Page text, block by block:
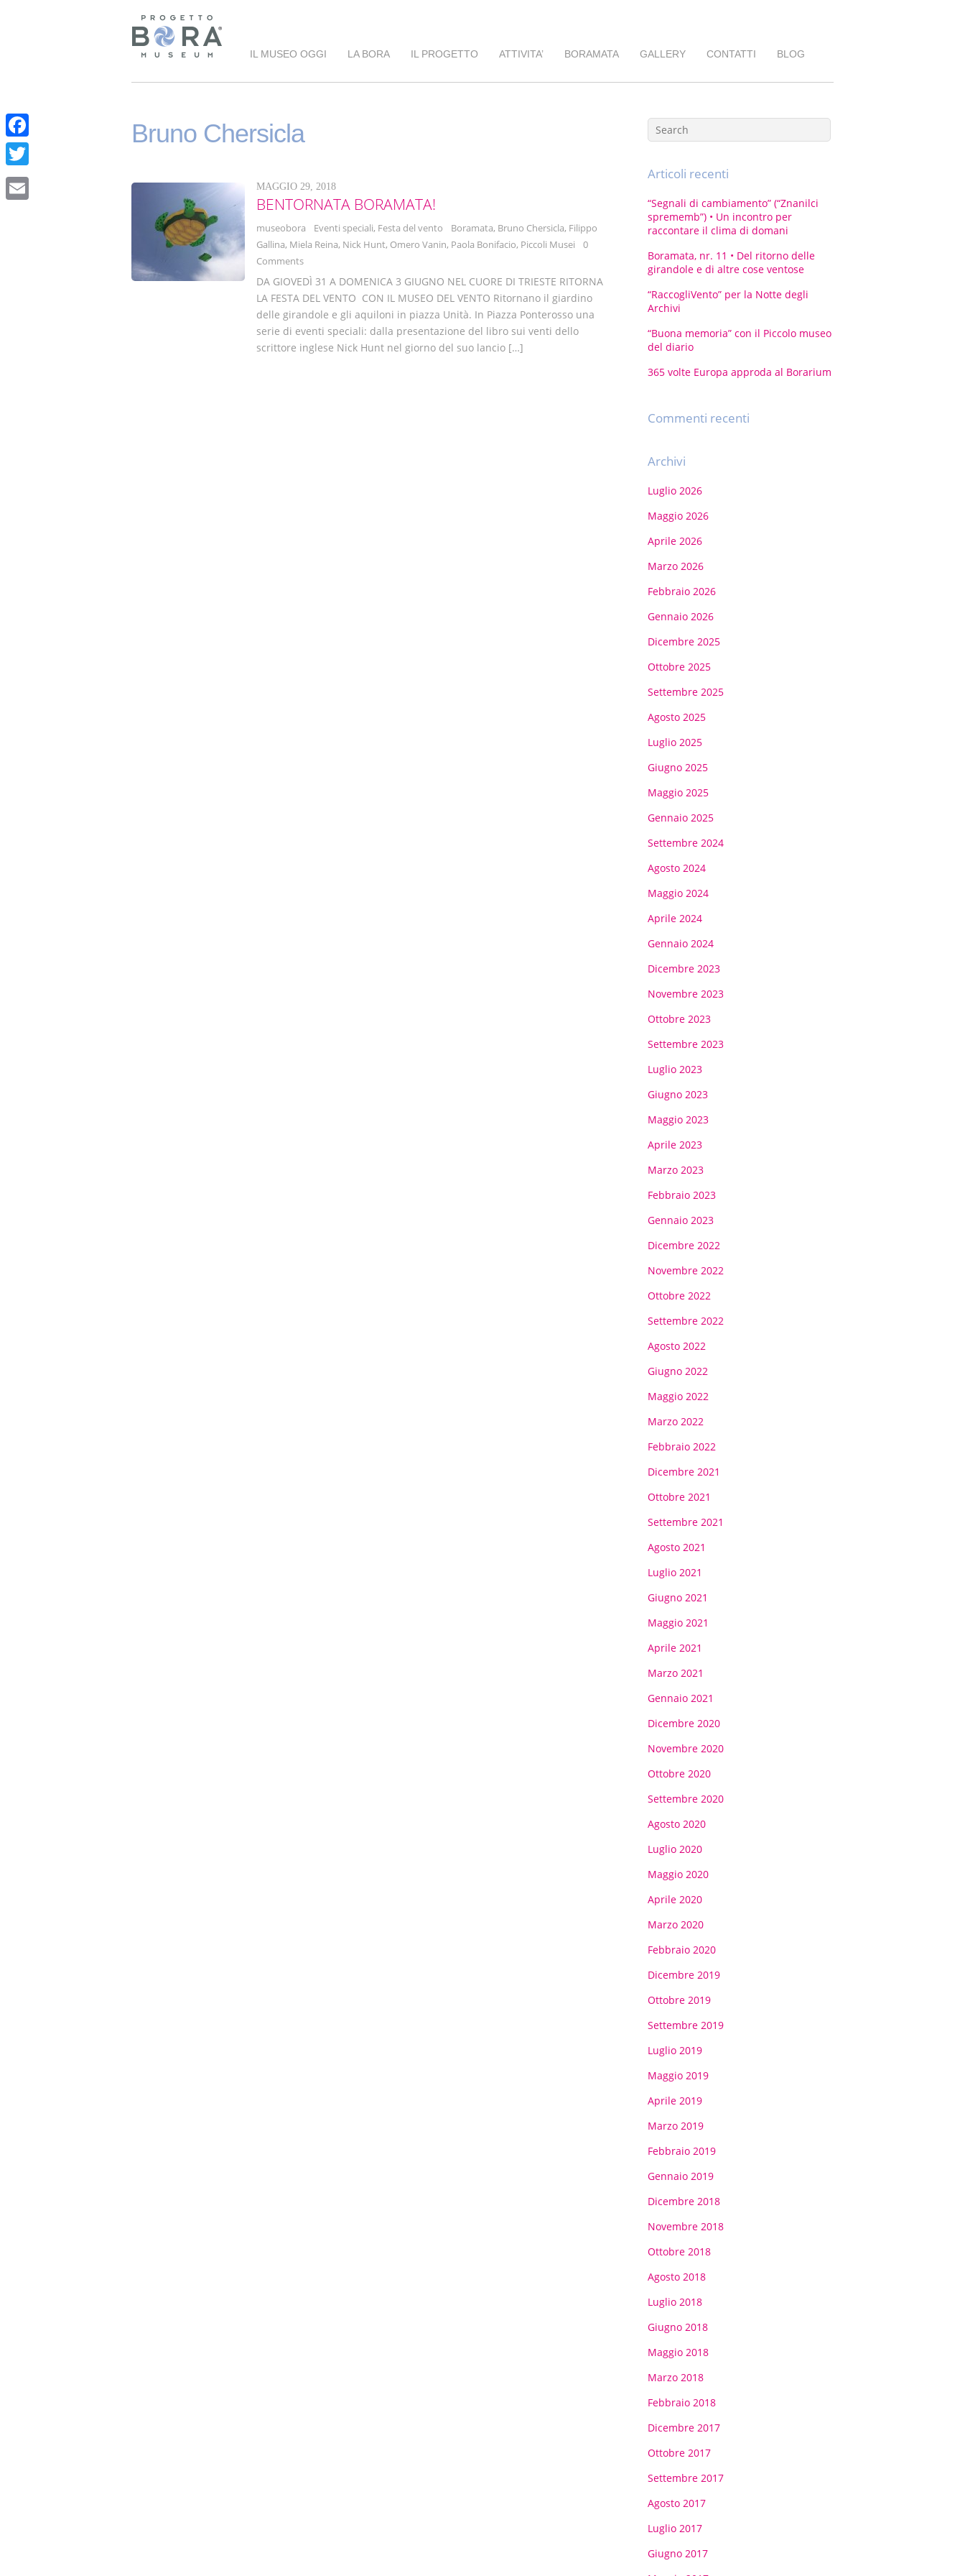
F
c
T
w
IL MUSEO OGGI LA BORA IL PROGETTO ATTIVITA’ BORAMATA GALLERY CONTATTI BLOG
Bruno Chersicla
MAGGIO 29, 2018
BENTORNATA BORAMATA!
museobora Eventi speciali, Festa del vento Boramata, Bruno Chersicla, Filippo
Gallina, Miela Reina, Nick Hunt, Omero Vanin, Paola Bonifacio, Piccoli Musei
0
Comments
DA GIOVEDÌ 31 A DOMENICA 3 GIUGNO NEL CUORE DI TRIESTE RITORNA
LA FESTA DEL VENTO CON IL MUSEO DEL VENTO Ritornano il giardino
delle girandole e gli aquiloni in piazza Unità. In Piazza Ponterosso una
serie di eventi speciali: dalla presentazione del libro sui venti dello
scrittore inglese Nick Hunt nel giorno del suo lancio […]
Articoli recenti
“Segnali di cambiamento” (“Znanilci
sprememb”) • Un incontro per
raccontare il clima di domani
Boramata, nr. 11 • Del ritorno delle
girandole e di altre cose ventose
“RaccogliVento” per la Notte degli
Archivi
“Buona memoria” con il Piccolo museo
del diario
365 volte Europa approda al Borarium
Commenti recenti
Archivi
Luglio 2026
Maggio 2026
Aprile 2026
Marzo 2026
Febbraio 2026
Gennaio 2026
Dicembre 2025
Ottobre 2025
Settembre 2025
Agosto 2025
Luglio 2025
Giugno 2025
Maggio 2025
Gennaio 2025
Settembre 2024
Agosto 2024
Maggio 2024
Aprile 2024
Gennaio 2024
Dicembre 2023
Novembre 2023
Ottobre 2023
Settembre 2023
Luglio 2023
Giugno 2023
Maggio 2023
Aprile 2023
Marzo 2023
Febbraio 2023
Gennaio 2023
Dicembre 2022
Novembre 2022
Ottobre 2022
Settembre 2022
Agosto 2022
Giugno 2022
Maggio 2022
Marzo 2022
Febbraio 2022
Dicembre 2021
Ottobre 2021
Settembre 2021
Agosto 2021
Luglio 2021
Giugno 2021
Maggio 2021
Aprile 2021
Marzo 2021
Gennaio 2021
Dicembre 2020
Novembre 2020
Ottobre 2020
Settembre 2020
Agosto 2020
Luglio 2020
Maggio 2020
Aprile 2020
Marzo 2020
Febbraio 2020
Dicembre 2019
Ottobre 2019
Settembre 2019
Luglio 2019
Maggio 2019
Aprile 2019
Marzo 2019
Febbraio 2019
Gennaio 2019
Dicembre 2018
Novembre 2018
Ottobre 2018
Agosto 2018
Luglio 2018
Giugno 2018
Maggio 2018
Marzo 2018
Febbraio 2018
Dicembre 2017
Ottobre 2017
Settembre 2017
Agosto 2017
Luglio 2017
Giugno 2017